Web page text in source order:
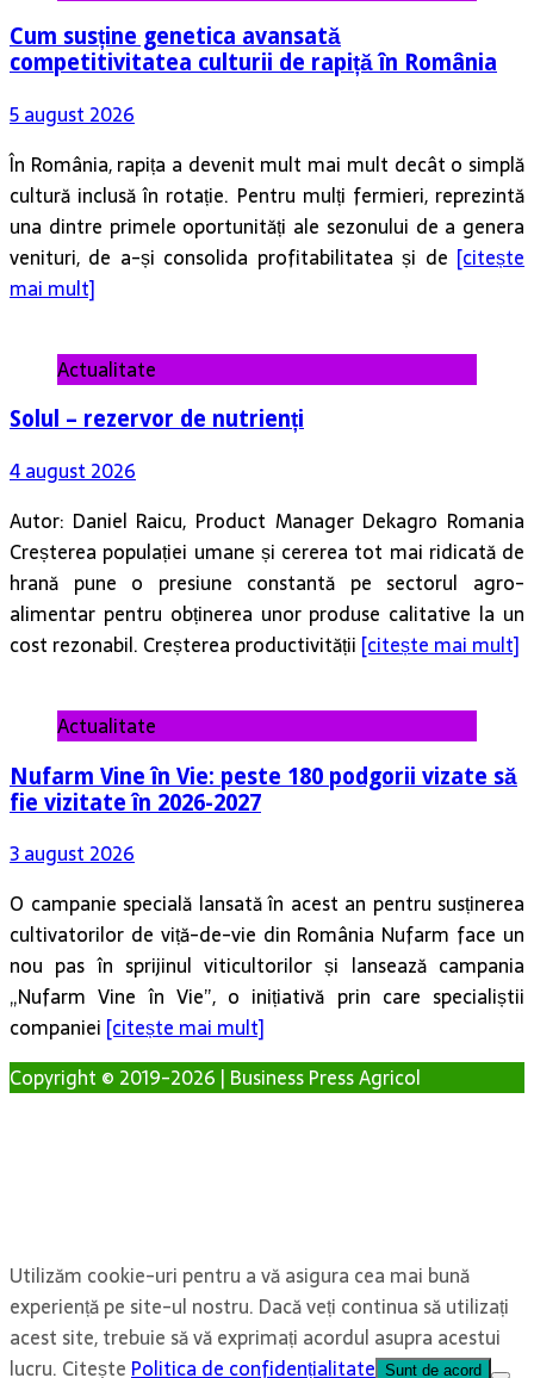
Cum susține genetica avansată
competitivitatea culturii de rapiță în România
5 august 2026
În România, rapița a devenit mult mai mult decât o simplă
cultură inclusă în rotație. Pentru mulți fermieri, reprezintă
una dintre primele oportunități ale sezonului de a genera
venituri, de a-și consolida profitabilitatea și de [citește
mai mult]
Actualitate
Solul – rezervor de nutrienți
4 august 2026
Autor: Daniel Raicu, Product Manager Dekagro Romania
Creșterea populației umane și cererea tot mai ridicată de
hrană pune o presiune constantă pe sectorul agro-
alimentar pentru obținerea unor produse calitative la un
cost rezonabil. Creșterea productivității [citește mai mult]
Actualitate
Nufarm Vine în Vie: peste 180 podgorii vizate să
fie vizitate în 2026-2027
3 august 2026
O campanie specială lansată în acest an pentru susținerea
cultivatorilor de viță-de-vie din România Nufarm face un
nou pas în sprijinul viticultorilor și lansează campania
„Nufarm Vine în Vie”, o inițiativă prin care specialiștii
companiei [citește mai mult]
Copyright © 2019-2026 | Business Press Agricol
Utilizăm cookie-uri pentru a vă asigura cea mai bună
experiență pe site-ul nostru. Dacă veți continua să utilizați
acest site, trebuie să vă exprimați acordul asupra acestui
lucru. Citește Politica de confidențialitate Sunt de acord